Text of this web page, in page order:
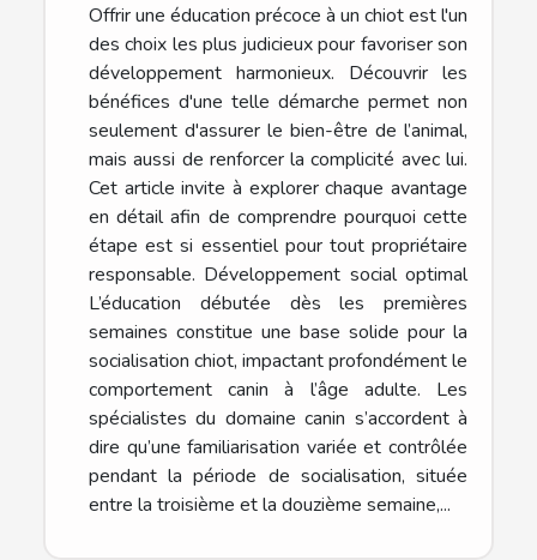
Offrir une éducation précoce à un chiot est l'un
des choix les plus judicieux pour favoriser son
développement harmonieux. Découvrir les
bénéfices d'une telle démarche permet non
seulement d'assurer le bien-être de l’animal,
mais aussi de renforcer la complicité avec lui.
Cet article invite à explorer chaque avantage
en détail afin de comprendre pourquoi cette
étape est si essentiel pour tout propriétaire
responsable. Développement social optimal
L’éducation débutée dès les premières
semaines constitue une base solide pour la
socialisation chiot, impactant profondément le
comportement canin à l’âge adulte. Les
spécialistes du domaine canin s’accordent à
dire qu’une familiarisation variée et contrôlée
pendant la période de socialisation, située
entre la troisième et la douzième semaine,...